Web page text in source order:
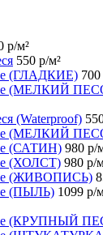
р/м²
550 р/м²
(ГЛАДКИЕ) 700
(МЕЛКИЙ
(Waterproof)
(МЕЛКИЙ
(САТИН) 980 р/
(ХОЛСТ) 980 р/
(ЖИВОПИСЬ)
(ПЫЛЬ) 1099 р/
(КРУПНЫЙ